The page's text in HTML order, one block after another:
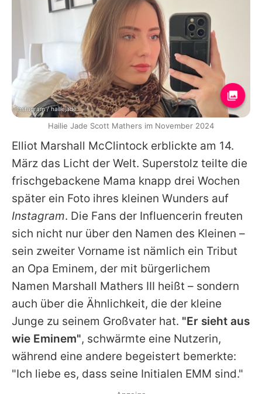
Elliot Marshall McClintock erblickte am 14.
März das Licht der Welt. Superstolz teilte die
frischgebackene Mama knapp drei Wochen
später ein Foto ihres kleinen Wunders auf
Instagram. Die Fans der Influencerin freuten
sich nicht nur über den Namen des Kleinen –
sein zweiter Vorname ist nämlich ein Tribut
an Opa Eminem, der mit bürgerlichem
Namen Marshall Mathers III heißt – sondern
auch über die Ähnlichkeit, die der kleine
Junge zu seinem Großvater hat. "Er sieht aus
wie Eminem", schwärmte eine Nutzerin,
während eine andere begeistert bemerkte:
"Ich liebe es, dass seine Initialen EMM sind."
Instagram / hailiejade
Hailie Jade Scott Mathers im November 2024